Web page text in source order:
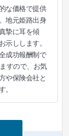
な価格で提供
地元姫路出身
摯に耳を傾
示しします。
成功報酬制で
すので、お気
や保険会社と
。